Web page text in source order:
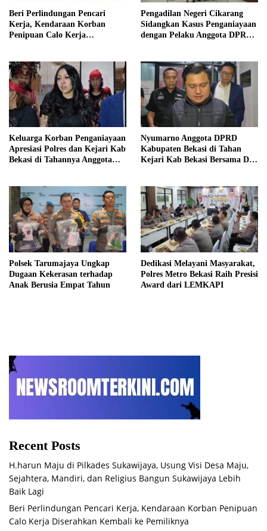
Beri Perlindungan Pencari
Kerja, Kendaraan Korban
Penipuan Calo Kerja
Pengadilan Negeri Cikarang
Sidangkan Kasus Penganiayaan
dengan Pelaku Anggota DPRD
Keluarga Korban Penganiayaan
Apresiasi Polres dan Kejari Kab
Bekasi di Tahannya Anggota
Nyumarno Anggota DPRD
Kabupaten Bekasi di Tahan
Kejari Kab Bekasi Bersama Dua
Polsek Tarumajaya Ungkap
Dugaan Kekerasan terhadap
Anak Berusia Empat Tahun
Dedikasi Melayani Masyarakat,
Polres Metro Bekasi Raih Presisi
Award dari LEMKAPI
Recent Posts
H.harun Maju di Pilkades Sukawijaya, Usung Visi Desa Maju,
Sejahtera, Mandiri, dan Religius Bangun Sukawijaya Lebih
Baik Lagi
Beri Perlindungan Pencari Kerja, Kendaraan Korban Penipuan
Calo Kerja Diserahkan Kembali ke Pemiliknya